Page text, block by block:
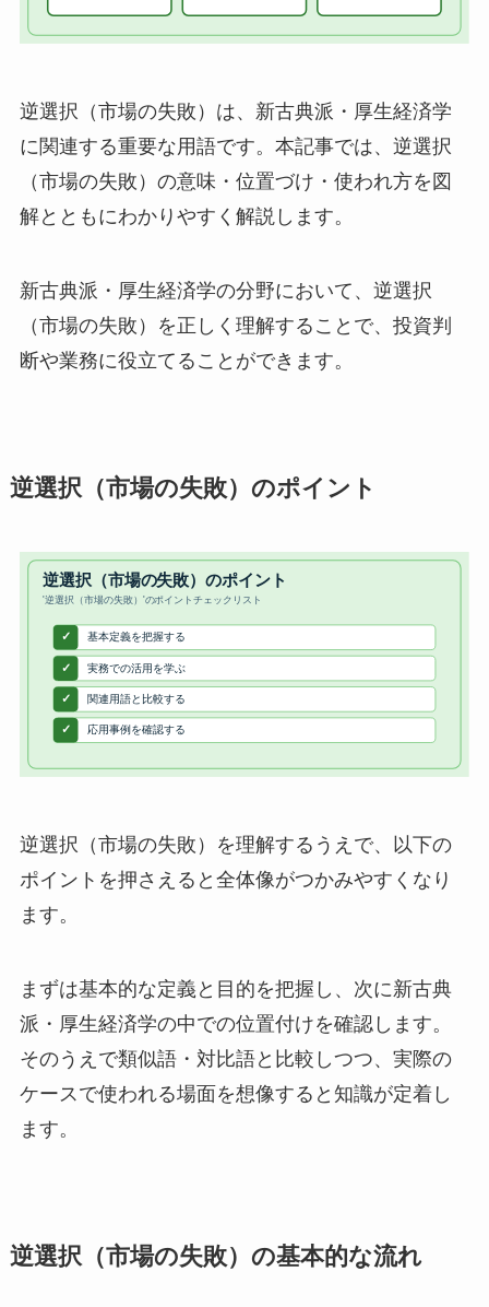
逆選択（市場の失敗）は、新古典派・厚生経済学
に関連する重要な用語です。本記事では、逆選択
（市場の失敗）の意味・位置づけ・使われ方を図
解とともにわかりやすく解説します。
新古典派・厚生経済学の分野において、逆選択
（市場の失敗）を正しく理解することで、投資判
断や業務に役立てることができます。
逆選択（市場の失敗）のポイント
逆選択（市場の失敗）を理解するうえで、以下の
ポイントを押さえると全体像がつかみやすくなり
ます。
まずは基本的な定義と目的を把握し、次に新古典
派・厚生経済学の中での位置付けを確認します。
そのうえで類似語・対比語と比較しつつ、実際の
ケースで使われる場面を想像すると知識が定着し
ます。
逆選択（市場の失敗）の基本的な流れ